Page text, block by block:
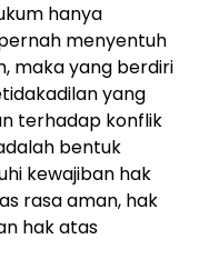
hanya
menyentuh
maka yang berdiri
yang
terhadap konflik
bentuk
kewajiban hak
rasa aman, hak
hak atas